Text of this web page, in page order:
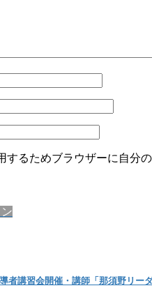
するためブラウザーに自分
者講習会開催・講師「那須野リーダ